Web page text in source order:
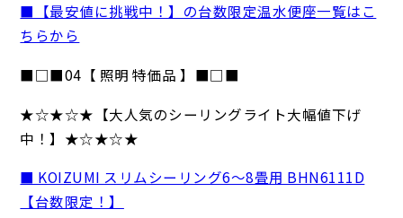
■【最安値に挑戦中！】の台数限定温水便座一覧はこ
ちらから
■□■04【 照明 特価品 】■□■
★☆★☆★【大人気のシーリングライト大幅値下げ
中！】★☆★☆★
■ KOIZUMI スリムシーリング6～8畳用 BHN6111D
【台数限定！】